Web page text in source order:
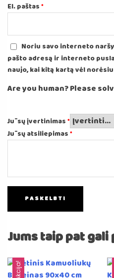
El. paštas*
Noriu savo interneto
pašto adresą ir interneto
naujo, kai kitą kartą vėl
Are you human? Please
Jūsų įvertinimas*
Jūsų atsiliepimas*
Jums taip pat
Akcija!